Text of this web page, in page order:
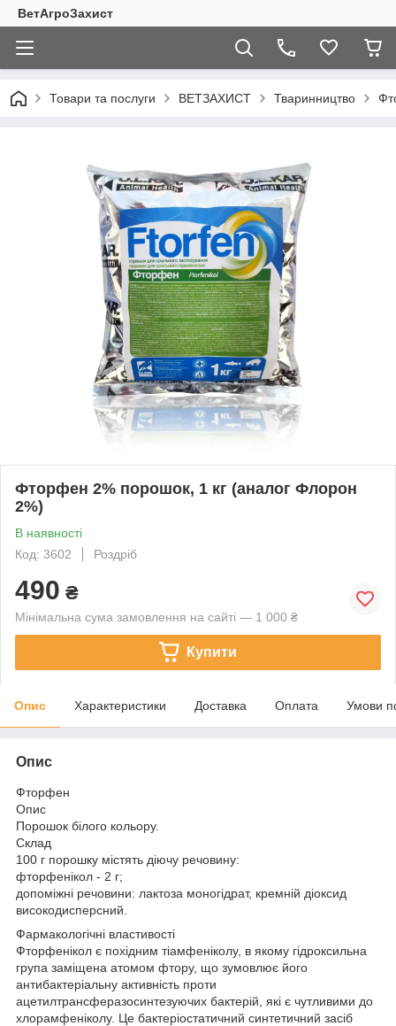
ВетАгроЗахист
Товари та послуги ВЕТЗАХИСТ Тваринництво
Фторфен 2% порошок, 1 кг (аналог Флорон
2%)
В наявності
Код: 3602
Роздріб
490 ₴
Мінімальна сума замовлення на сайті — 1 000 ₴
Купити
Опис Характеристики Доставка Оплата Умови
Опис
Фторфен
Опис
Порошок білого кольору.
Склад
100 г порошку містять діючу речовину:
фторфенікол - 2 г;
допоміжні речовини: лактоза моногідрат, кремній діоксид
високодисперсний.
Фармакологічні властивості
Фторфенікол є похідним тіамфеніколу, в якому гідроксильна
група заміщена атомом фтору, що зумовлює його
антибактеріальну активність проти
ацетилтрансферазосинтезуючих бактерій, які є чутливими до
хлорамфеніколу. Це бактеріостатичний синтетичний засіб